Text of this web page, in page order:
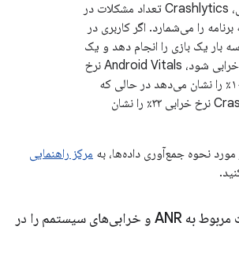
برای مثال، Crashlytics تعداد مشکلات در
را می‌شمارد. اگر کاربری در
بار یک بازی را انجام دهد و یک
بار دچار خرابی شود، Android Vitals نرخ
خرابی ۱۰۰٪ را نشان می‌دهد در حالی که
Crashlytics نرخ خرابی ۳۳٪ را نشان
نحوه جمع‌آوری داده‌ها، به مرکز راهنمایی
آیا می‌توانم اطلاعات مربوط به ANR و خرابی‌های سیستمم را در